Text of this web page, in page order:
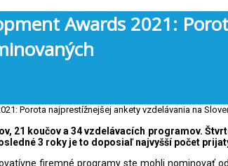
Awards 2021:
21 koučov a 34 vzdelávacích programov.
3 roky je to doposiaľ najvyšší počet
firemné programy ste mohli nominovať